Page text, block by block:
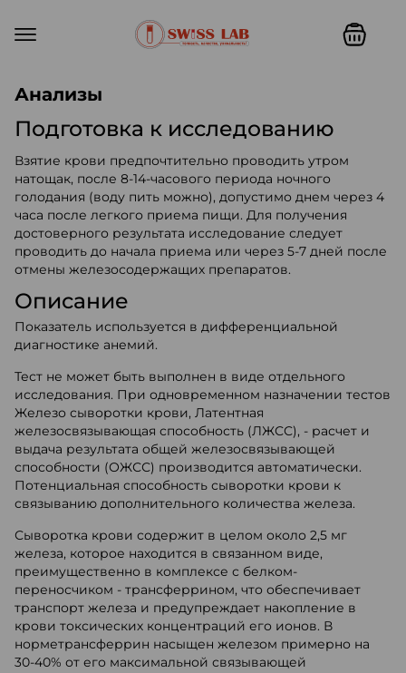
Анализы
Подготовка к исследованию
Взятие крови предпочтительно проводить утром
натощак, после 8-14-часового периода ночного
голодания (воду пить можно), допустимо днем через 4
часа после легкого приема пищи. Для получения
достоверного результата исследование следует
проводить до начала приема или через 5-7 дней после
отмены железосодержащих препаратов.
Описание
Показатель используется в дифференциальной
диагностике анемий.
Тест не может быть выполнен в виде отдельного
исследования. При одновременном назначении тестов
Железо сыворотки крови, Латентная
железосвязывающая способность (ЛЖСС), - расчет и
выдача результата общей железосвязывающей
способности (ОЖСС) производится автоматически.
Потенциальная способность сыворотки крови к
связыванию дополнительного количества железа.
Сыворотка крови содержит в целом около 2,5 мг
железа, которое находится в связанном виде,
преимущественно в комплексе с белком-
переносчиком - трансферрином, что обеспечивает
транспорт железа и предупреждает накопление в
крови токсических концентраций его ионов. В
норметрансферрин насыщен железом примерно на
30-40% от его максимальной связывающей